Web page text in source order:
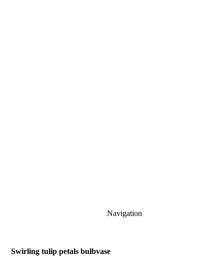
Navigation
Swirling tulip petals bulbvase